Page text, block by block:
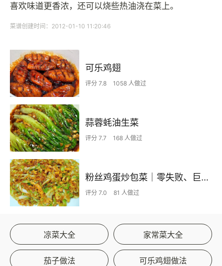
喜欢味道更香浓，还可以烧些热油浇在菜上。
菜谱创建时间：2012-01-10 11:20:46
可乐鸡翅
评分 7.8 1058 人做过
蒜蓉蚝油生菜
评分 7.7 168 人做过
粉丝鸡蛋炒包菜｜零失败、巨下饭
评分 7.0 81 人做过
凉菜大全 家常菜大全
茄子做法 可乐鸡翅做法